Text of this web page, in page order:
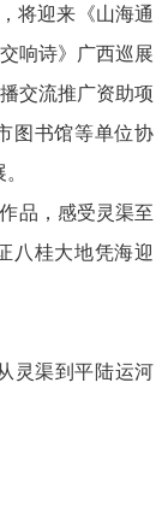
将迎来《山海通
响诗》广西巡展
交流推广资助项
图书馆等单位协
品，感受灵渠至
八桂大地凭海迎
灵渠到平陆运河